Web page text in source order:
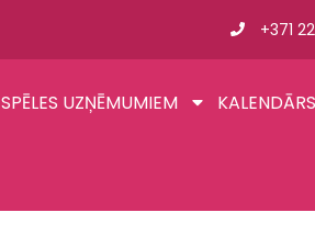
+371
SPĒLES UZŅĒMUMIEM KALENDĀRS